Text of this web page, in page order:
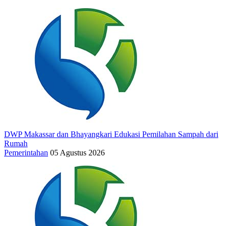
DWP Makassar dan Bhayangkari Edukasi Pemilahan Sampah dari
Rumah
Pemerintahan 05 Agustus 2026